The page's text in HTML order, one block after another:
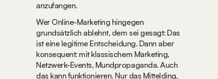
anzufangen.
Wer Online-Marketing hingegen
grundsätzlich ablehnt, dem sei gesagt: Das
ist eine legitime Entscheidung. Dann aber
konsequent: mit klassischem Marketing,
Netzwerk-Events, Mundpropaganda. Auch
das kann funktionieren. Nur das Mittelding,